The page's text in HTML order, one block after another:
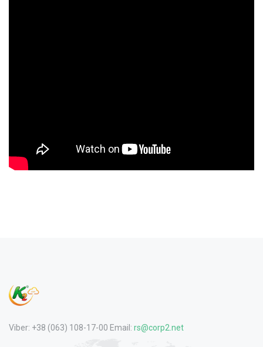
Viber: +38 (063) 108-17-00 Email: rs@corp2.net